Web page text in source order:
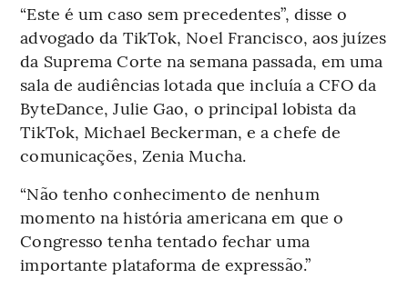
“Este é um caso sem precedentes”, disse o
advogado da TikTok, Noel Francisco, aos juízes
da Suprema Corte na semana passada, em uma
sala de audiências lotada que incluía a CFO da
ByteDance, Julie Gao, o principal lobista da
TikTok, Michael Beckerman, e a chefe de
comunicações, Zenia Mucha.
“Não tenho conhecimento de nenhum
momento na história americana em que o
Congresso tenha tentado fechar uma
importante plataforma de expressão.”